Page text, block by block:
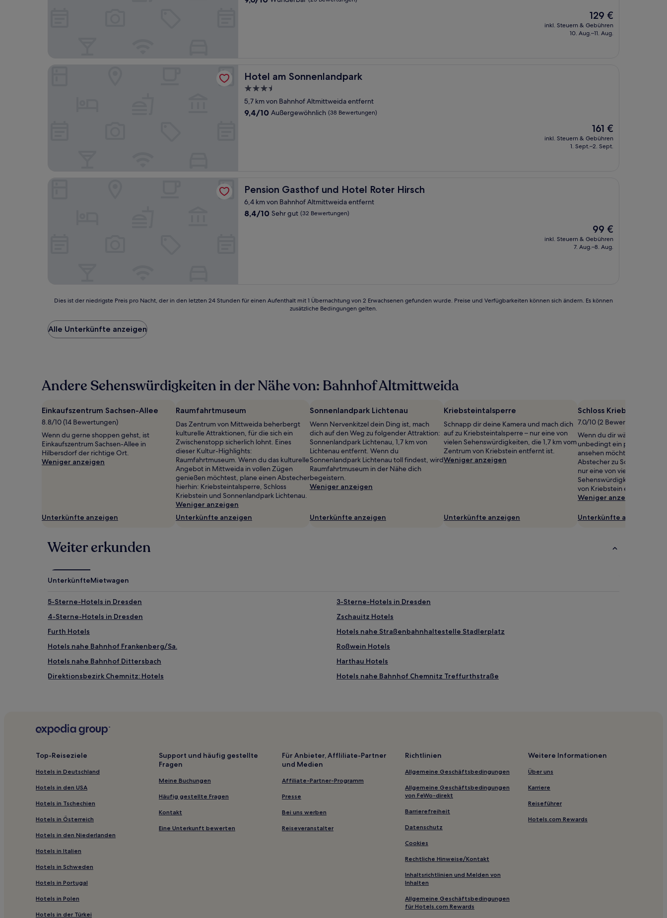
Der
Preis
beträgt
129 €
inkl. Steuern & Gebühren
10. Aug.–11. Aug.
Hotel am Sonnenlandpark
Hotel am Sonnenlandpark
3.5-
Sterne-
Unterkunft
5,7 km von Bahnhof Altmittweida entfernt
9.4
9,4/10 Außergewöhnlich (38 Bewertungen)
Der
Preis
beträgt
161 €
inkl. Steuern & Gebühren
1. Sept.–2. Sept.
Pension Gasthof und Hotel Roter Hirsch
Pension Gasthof und Hotel Roter Hirsch
6,4 km von Bahnhof Altmittweida entfernt
8.4
8,4/10 Sehr gut (32 Bewertungen)
Der
Preis
beträgt
99 €
inkl. Steuern & Gebühren
7. Aug.–8. Aug.
Dies
der
niedrigste
Preis
den
letzten
für
Aufenthalt
mit
1 Übernachtung
von
2 Erwachsenen
können
sich
Es
können
Bedingungen
gelten.
Dies ist der niedrigste Preis pro Nacht, der in den letzten 24 Stunden für einen Aufenthalt mit 1 Übernachtung von 2 Erwachsenen gefunden wurde. Preise und Verfügbarkeiten können sich ändern. Es können
zusätzliche Bedingungen gelten.
Alle Unterkünfte anzeigen
Andere Sehenswürdigkeiten in der Nähe von: Bahnhof Altmittweida
Einkaufszentrum Sachsen-Allee
8.8/10 (14 Bewertungen)
Wenn du gerne shoppen gehst, ist
Einkaufszentrum Sachsen-Allee in
Hilbersdorf der richtige Ort.
Weniger anzeigen
Unterkünfte anzeigen
Raumfahrtmuseum
Das Zentrum von Mittweida beherbergt
kulturelle Attraktionen, für die sich ein
Zwischenstopp sicherlich lohnt. Eines
dieser Kultur-Highlights:
Raumfahrtmuseum. Wenn du das kulturelle
Angebot in Mittweida in vollen Zügen
genießen möchtest, plane einen Abstecher
hierhin: Kriebsteintalsperre, Schloss
Kriebstein und Sonnenlandpark Lichtenau.
Weniger anzeigen
Unterkünfte anzeigen
Sonnenlandpark Lichtenau
Wenn Nervenkitzel dein Ding ist, mach
dich auf den Weg zu folgender Attraktion:
Sonnenlandpark Lichtenau, 1,7 km von
Lichtenau entfernt. Wenn du
Sonnenlandpark Lichtenau toll findest, wird
Raumfahrtmuseum in der Nähe dich
begeistern.
Weniger anzeigen
Unterkünfte anzeigen
Kriebsteintalsperre
Schnapp dir deine Kamera und mach dich
auf zu Kriebsteintalsperre – nur eine von
vielen Sehenswürdigkeiten, die 1,7 km vom
Zentrum von Kriebstein entfernt ist.
Weniger anzeigen
Unterkünfte anzeigen
Schloss Kriebstein
7.0/10 (2 Bewertungen)
Wenn du dir während deiner
unbedingt ein paar
ansehen möchtest, solltest
Abstecher zu Schloss
nur eine von vielen lokalen
Sehenswürdigkeiten, 0,8
von Kriebstein entfernt.
Weniger anzeigen
Unterkünfte anzeigen
Weiter erkunden
UnterkünfteMietwagen
5-Sterne-Hotels in Dresden
3-Sterne-Hotels in Dresden
4-Sterne-Hotels in Dresden
Zschauitz Hotels
Furth Hotels
Hotels nahe Straßenbahnhaltestelle Stadlerplatz
Hotels nahe Bahnhof Frankenberg/Sa.
Roßwein Hotels
Hotels nahe Bahnhof Dittersbach
Harthau Hotels
Direktionsbezirk Chemnitz: Hotels
Hotels nahe Bahnhof Chemnitz Treffurthstraße
Hotels nahe Klaffenbach Hp
Hotels nahe Bahnhof Frankenberg
Hotels nahe Bahnhof Erdmannsdorf-Augustusburg
Hotels nahe Kriebsteintalsperre
Hotels nahe Bahnhof Chemnitz Theaterplatz
Hotels nahe Chemnitz Hauptbahnhof
Köttern Hotels
Köttwitzsch Hotels
Hostels in Altmarkt
Ferienwohnungen in Störmthaler See
Ferienwohnungen in Steile Wand von Meerane
Ferienwohnungen in Dresden
Aparthotels in Dresden
Haustierfreundliche in Hermsdorf/Erzgeb.
Top-Reiseziele
Hotels in Deutschland
Hotels in den USA
Hotels in Tschechien
Hotels in Österreich
Hotels in den Niederlanden
Hotels in Italien
Hotels in Schweden
Hotels in Portugal
Hotels in Polen
Hotels in der Türkei
Support und häufig gestellte
Fragen
Meine Buchungen
Häufig gestellte Fragen
Kontakt
Eine Unterkunft bewerten
Für Anbieter, Affliliate-Partner
und Medien
Affiliate-Partner-Programm
Presse
Bei uns werben
Reiseveranstalter
Richtlinien
Allgemeine Geschäftsbedingungen
Allgemeine Geschäftsbedingungen
von FeWo-direkt
Barrierefreiheit
Datenschutz
Cookies
Rechtliche Hinweise/Kontakt
Inhaltsrichtlinien und Melden von
Inhalten
Allgemeine Geschäftsbedingungen
für Hotels.com Rewards
Weitere Informationen
Über uns
Karriere
Reiseführer
Hotels.com Rewards